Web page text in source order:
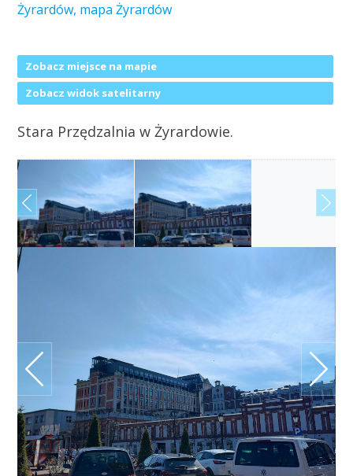
Żyrardów, mapa Żyrardów
Zobacz miejsce na mapie
Zobacz widok satelitarny
Stara Przędzalnia w Żyrardowie.